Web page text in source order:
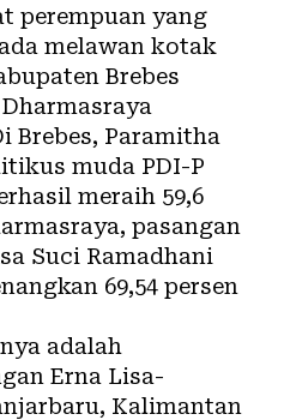
perempuan yang
melawan kotak
Brebes
Brebes, Paramitha
muda PDI-P
meraih 59,6
pasangan
Suci Ramadhani
69,54 persen
adalah
Erna Lisa-
Kalimantan